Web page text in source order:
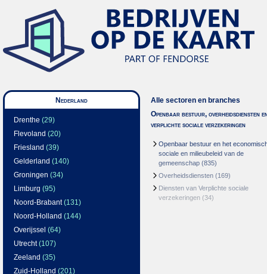
Nederland
Drenthe (29)
Flevoland (20)
Friesland (39)
Gelderland (140)
Groningen (34)
Limburg (95)
Noord-Brabant(131)
Noord-Holland (144)
Overijssel (64)
Utrecht(107)
Zeeland (35)
Zuid-Holland (201)
Alle sectoren en branches
Openbaar bestuur, overheidsdiensten
verplichte sociale verzekeringen
Openbaar bestuur en het
sociale en milieubeleid van de
gemeenschap (835)
Overheidsdiensten (169)
Diensten van Verplichte sociale
verzekeringen (34)